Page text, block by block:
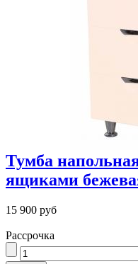
Тумба
ящиками
15 900 руб
Рассрочка